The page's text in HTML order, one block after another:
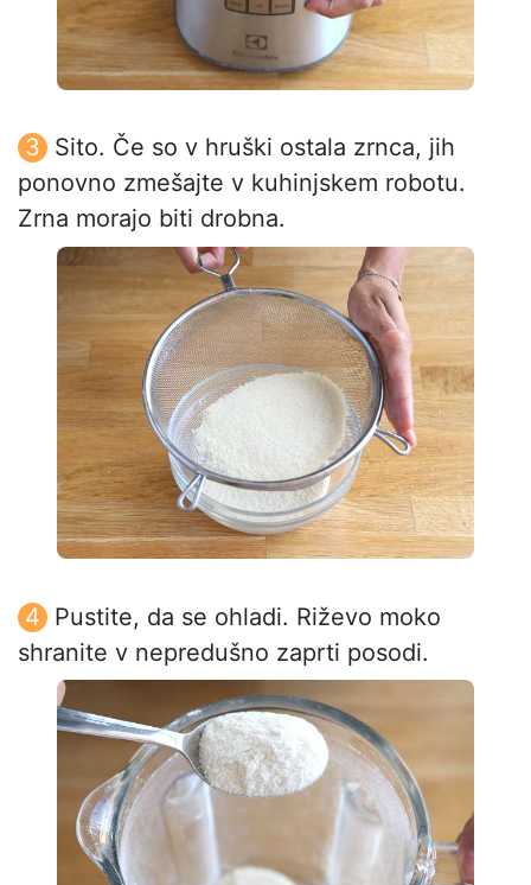
Sito. Če so v hruški ostala zrnca, jih
ponovno zmešajte v kuhinjskem robotu.
Zrna morajo biti drobna.
Pustite, da se ohladi. Riževo moko
shranite v nepredušno zaprti posodi.